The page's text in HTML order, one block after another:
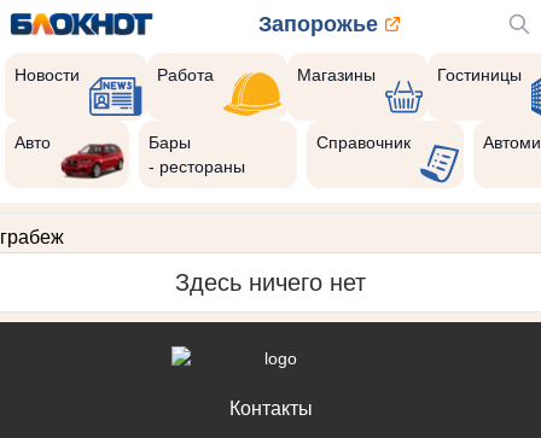
Запорожье
Новости Работа Магазины Гостиницы
Авто
Бары
- рестораны
Справочник
грабеж
Здесь ничего нет
Контакты